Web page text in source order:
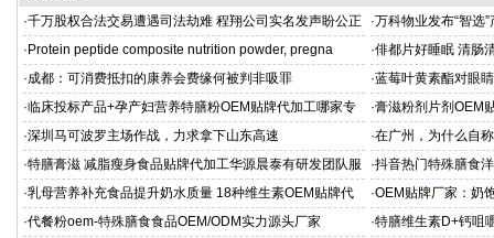
·千万股权合法交易遭遇司法劫难 程翔公司实名发声盼公正
再审
·万科物业发布“智选
· Protein peptide composite nutrition powder, pregna ·俳都片好睡眠 清肠
·成都：可消费抵扣的康养会费缘何被判非吸罪 ·蓝莓叶黄素酯对眼
牌代工
·临床投标产品+孕产妇营养特膳粉OEM贴牌代加工哪家专
业
·膏滋粉剂片剂OEM
·深圳马可波罗主场作战，力求拿下山东高速 ·在广州，为什么自
·特膳膏滋 减脂瘦身食品贴牌代加工华源晨泰有研发团队服
务商
·抖音热门特殊膳食
牌加工
·乳母营养补充食品提升奶水质量 18种维生素OEM贴牌代
工
·OEM贴牌厂家：奶
一步！
·代餐粉oem-特殊膳食食品OEM/ODM实力源头厂家 ·特膳维生素D+钙咀